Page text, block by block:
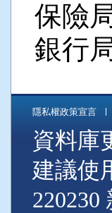
保險
銀行
隱私權政策宣言
資料庫
建議使